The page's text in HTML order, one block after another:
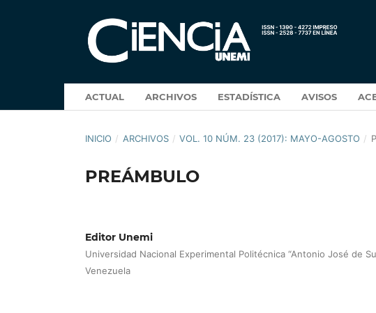
ACTUAL ARCHIVOS ESTADÍSTICA AVISOS
INICIO / ARCHIVOS / VOL. 10 NÚM. 23 (2017): MAYO-AGOSTO /
PREÁMBULO
Editor Unemi
Universidad Nacional Experimental Politécnica “Antonio José de
Venezuela